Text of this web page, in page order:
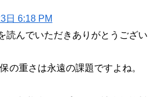
日 6:18 PM
読んでいただきありがとうござい
の重さは永遠の課題ですよね。